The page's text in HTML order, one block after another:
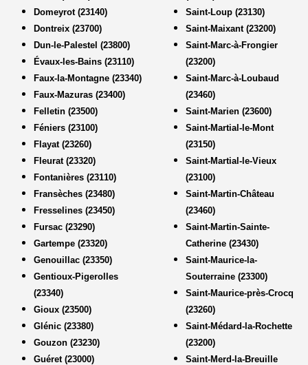
Domeyrot (23140)
Dontreix (23700)
Dun-le-Palestel (23800)
Évaux-les-Bains (23110)
Faux-la-Montagne (23340)
Faux-Mazuras (23400)
Felletin (23500)
Féniers (23100)
Flayat (23260)
Fleurat (23320)
Fontanières (23110)
Fransèches (23480)
Fresselines (23450)
Fursac (23290)
Gartempe (23320)
Genouillac (23350)
Gentioux-Pigerolles
(23340)
Gioux (23500)
Glénic (23380)
Gouzon (23230)
Guéret (23000)
Saint-Loup (23130)
Saint-Maixant (23200)
Saint-Marc-à-Frongier
(23200)
Saint-Marc-à-Loubaud
(23460)
Saint-Marien (23600)
Saint-Martial-le-Mont
(23150)
Saint-Martial-le-Vieux
(23100)
Saint-Martin-Château
(23460)
Saint-Martin-Sainte-
Catherine (23430)
Saint-Maurice-la-
Souterraine (23300)
Saint-Maurice-près-Crocq
(23260)
Saint-Médard-la-Rochette
(23200)
Saint-Merd-la-Breuille